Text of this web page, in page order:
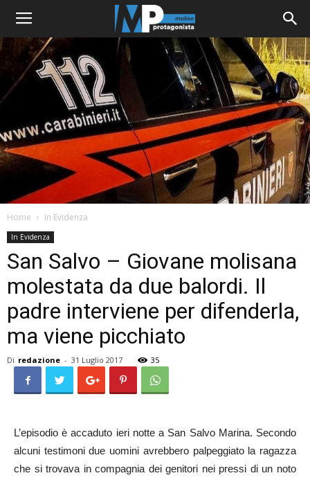
Home In Evidenza
In Evidenza
San Salvo – Giovane molisana
molestata da due balordi. Il
padre interviene per difenderla,
ma viene picchiato
Di redazione - 31 Luglio 2017 35
L’episodio è accaduto ieri notte a San Salvo Marina. Secondo
alcuni testimoni due uomini avrebbero palpeggiato la ragazza
che si trovava in compagnia dei genitori nei pressi di un noto